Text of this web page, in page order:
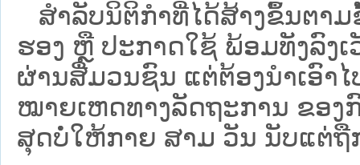
ສໍາລັບນິຕິກໍາທີ່ໄດ້ສ້າງຂຶ້ນຕາ
ຮອງ ຫຼື ປະກາດໃຊ້ ພ້ອມທັງລົງ
ຜ່ານສື່ມວນຊົນ ແຕ່ຕ້ອງນໍາເອົາ
ໝາຍ​ເຫດ​ທາງ​ລັດ​ຖະ​ການ​ ຂອ
ສຸດບໍ່ໃຫ້ກາຍ ສາມ ວັນ ນັບແຕ່ຖື